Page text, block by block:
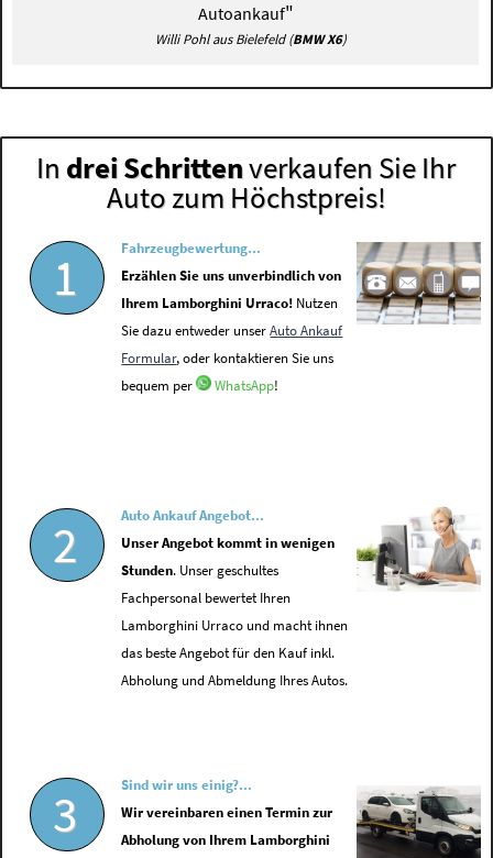
Autoankauf"
Willi Pohl aus Bielefeld (BMW X6)
In drei Schrittenverkaufen Sie Ihr
Auto zum Höchstpreis!
1
Fahrzeugbewertung...
Erzählen Sie uns unverbindlich von
Ihrem Lamborghini Urraco! Nutzen
Sie dazu entweder unserAuto Ankauf
Formular, oder kontaktieren Sie uns
bequem per
WhatsApp!
2
Auto Ankauf Angebot...
Unser Angebot kommt in wenigen
Stunden. Unser geschultes
Fachpersonal bewertet Ihren
Lamborghini Urraco und macht ihnen
das beste Angebot für den Kauf inkl.
Abholung und Abmeldung Ihres Autos.
3
Sind wir uns einig?...
Wir vereinbaren einen Termin zur
Abholung von Ihrem Lamborghini